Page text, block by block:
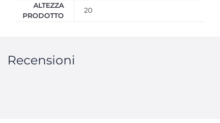
ALTEZZA
PRODOTTO
20
Recensioni